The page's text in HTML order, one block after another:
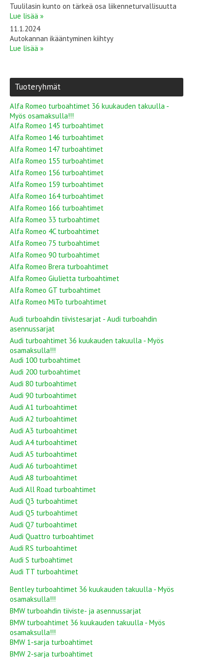
Tuulilasin kunto on tärkeä osa liikenneturvallisuutta
Lue lisää »
11.1.2024
Autokannan ikääntyminen kiihtyy
Lue lisää »
Tuoteryhmät
Alfa Romeo turboahtimet 36 kuukauden takuulla -
Myös osamaksulla!!!
Alfa Romeo 145 turboahtimet
Alfa Romeo 146 turboahtimet
Alfa Romeo 147 turboahtimet
Alfa Romeo 155 turboahtimet
Alfa Romeo 156 turboahtimet
Alfa Romeo 159 turboahtimet
Alfa Romeo 164 turboahtimet
Alfa Romeo 166 turboahtimet
Alfa Romeo 33 turboahtimet
Alfa Romeo 4C turboahtimet
Alfa Romeo 75 turboahtimet
Alfa Romeo 90 turboahtimet
Alfa Romeo Brera turboahtimet
Alfa Romeo Giulietta turboahtimet
Alfa Romeo GT turboahtimet
Alfa Romeo MiTo turboahtimet
Audi turboahdin tiivistesarjat - Audi turboahdin
asennussarjat
Audi turboahtimet 36 kuukauden takuulla - Myös
osamaksulla!!!
Audi 100 turboahtimet
Audi 200 turboahtimet
Audi 80 turboahtimet
Audi 90 turboahtimet
Audi A1 turboahtimet
Audi A2 turboahtimet
Audi A3 turboahtimet
Audi A4 turboahtimet
Audi A5 turboahtimet
Audi A6 turboahtimet
Audi A8 turboahtimet
Audi All Road turboahtimet
Audi Q3 turboahtimet
Audi Q5 turboahtimet
Audi Q7 turboahtimet
Audi Quattro turboahtimet
Audi RS turboahtimet
Audi S turboahtimet
Audi TT turboahtimet
Bentley turboahtimet 36 kuukauden takuulla - Myös
osamaksulla!!!
BMW turboahdin tiiviste- ja asennussarjat
BMW turboahtimet 36 kuukauden takuulla - Myös
osamaksulla!!!
BMW 1-sarja turboahtimet
BMW 2-sarja turboahtimet